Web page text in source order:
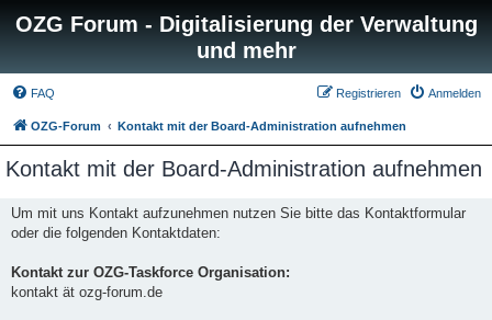
OZG Forum - Digitalisierung der Verwaltung
und mehr
FAQ Anmelden
Registrieren
OZG-Forum Kontakt mit der Board-Administration aufnehmen
Kontakt mit der Board-Administration aufnehmen
Um mit uns Kontakt aufzunehmen nutzen Sie bitte das Kontaktformular
oder die folgenden Kontaktdaten:
Kontakt zur OZG-Taskforce Organisation:
kontakt ät ozg-forum.de